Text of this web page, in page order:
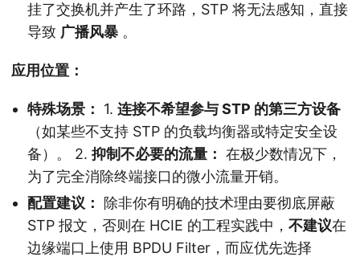
挂了交换机并产生了环路，STP 将无法感知，直接
导致 广播风暴 。
应用位置：
特殊场景： 1. 连接不希望参与 STP 的第三方设备
（如某些不支持 STP 的负载均衡器或特定安全设
备）。 2. 抑制不必要的流量： 在极少数情况下，
为了完全消除终端接口的微小流量开销。
配置建议：
除非你有明确的技术理由要彻底屏蔽
STP 报文，否则在 HCIE 的工程实践中， 不建议在
边缘端口上使用 BPDU Filter，而应优先选择